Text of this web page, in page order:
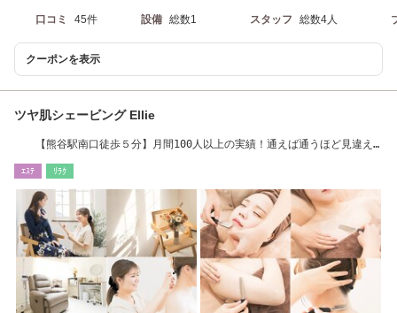
口コミ 45件 設備 総数1 スタッフ 総数4人
クーポンを表示
ツヤ肌シェービング Ellie
【熊谷駅南口徒歩５分】月間100人以上の実績！通えば通うほど見違え
ｴｽﾃ ﾘﾗｸ